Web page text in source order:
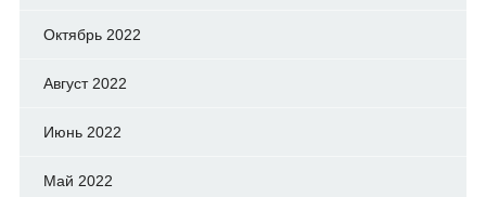
Октябрь 2022
Август 2022
Июнь 2022
Май 2022